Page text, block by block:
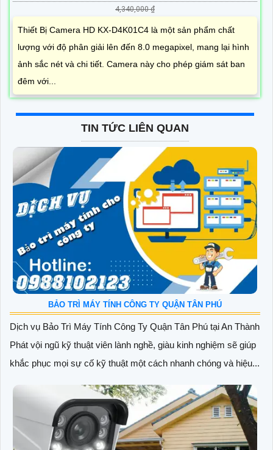
4,340,000 ₫
Thiết Bị Camera HD KX-D4K01C4 là một sản phẩm chất
lượng với độ phân giải lên đến 8.0 megapixel, mang lại hình
ảnh sắc nét và chi tiết. Camera này cho phép giám sát ban
đêm với...
TIN TỨC LIÊN QUAN
BẢO TRÌ MÁY TÍNH CÔNG TY QUẬN TÂN PHÚ
Dịch vụ Bảo Trì Máy Tính Công Ty Quận Tân Phú tại An Thành
Phát vội ngũ kỹ thuật viên lành nghề, giàu kinh nghiệm sẽ giúp
khắc phục mọi sự cố kỹ thuật một cách nhanh chóng và hiệu...